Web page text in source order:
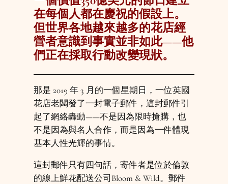
在每個人都在慶祝的假設上。
但世界各地越來越多的花店經
營者意識到事實並非如此——他
們正在採取行動改變現狀。
那是 2019 年 3 月的一個星期日，一位英國
花店老闆發了一封電子郵件，這封郵件引
起了網絡轟動——不是因為限時搶購，也
不是因為與名人合作，而是因為一件體現
基本人性光輝的事情。
這封郵件只有四句話，寄件者是位於倫敦
的線上鮮花配送公司Bloom & Wild。郵件